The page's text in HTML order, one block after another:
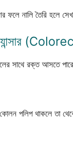
ফলে নালি তৈরি হলে
সাথে রক্ত আসতে
পলিপ থাকলে তা